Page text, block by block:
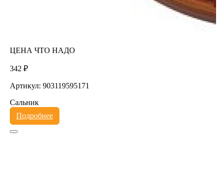
ЦЕНА ЧТО НАДО
342 ₽
Артикул: 903119595171
Сальник
Подробнее